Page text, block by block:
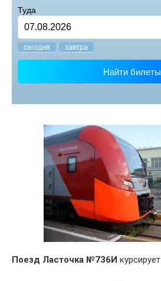
Туда
завтра
cегодня
Найти билеты
Поезд Ласточка №736И